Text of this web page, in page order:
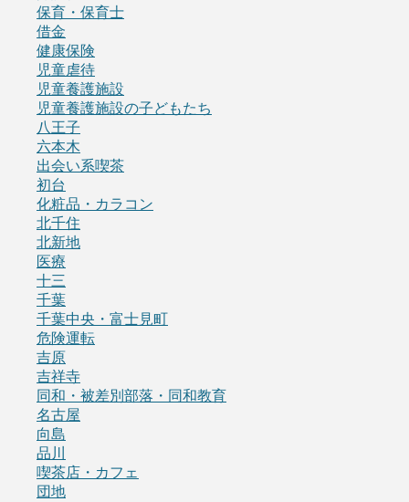
保育・保育士
借金
健康保険
児童虐待
児童養護施設
児童養護施設の子どもたち
八王子
六本木
出会い系喫茶
初台
化粧品・カラコン
北千住
北新地
医療
十三
千葉
千葉中央・富士見町
危険運転
吉原
吉祥寺
同和・被差別部落・同和教育
名古屋
向島
品川
喫茶店・カフェ
団地